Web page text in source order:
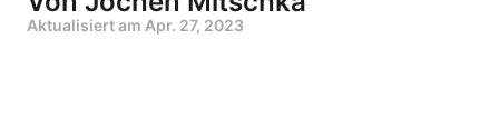
Aktualisiert am Apr. 27, 2023